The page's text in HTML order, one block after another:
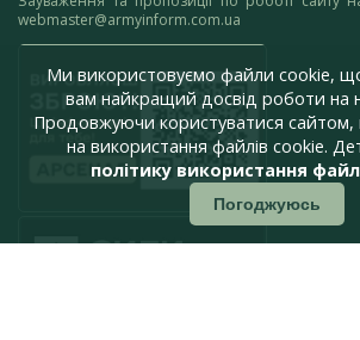
webmaster@armyinform.com.ua
Ми використовуємо файли cookie,
вам найкращий досвід роботи на
Продовжуючи користуватися сайтом,
на використання файлів cookie.
політику використання
Погоджуюсь